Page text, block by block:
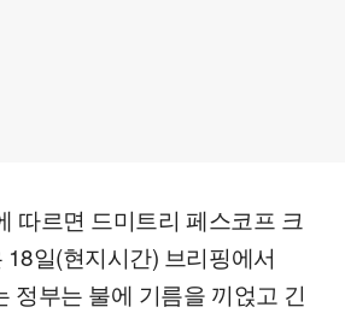
따르면 드미트리 페스코프 크
일(현지시간) 브리핑에서
정부는 불에 기름을 끼얹고 긴